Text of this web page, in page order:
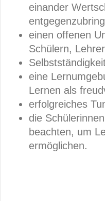
einander
einen offenen
Schülern,
eine
Lernen als
erfolgreiches
die
beachten, um
ermöglichen.